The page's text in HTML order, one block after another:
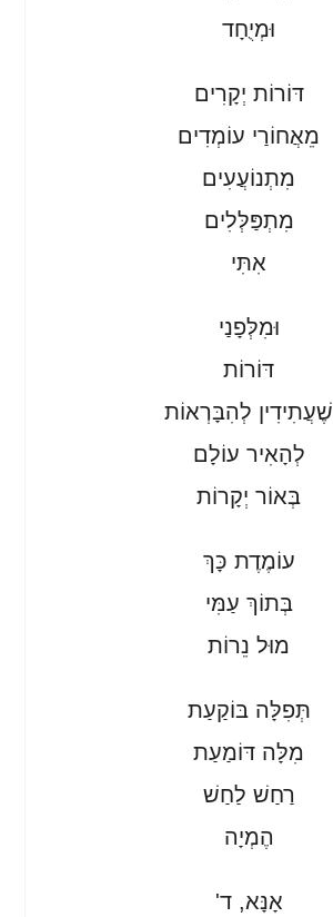
וּמְיֻחָד
דּוֹרוֹת יְקָרִים
מֵאֲחוֹרַי עוֹמְדִים
מִתְנוֹעֲעִים
מִתְפַּלְּלִים
אִתִּי
וּמִלְּפָנַי
דּוֹרוֹת
שֶׁעֲתִידִין לְהִבָּרְאוֹת
לְהָאִיר עוֹלָם
בְּאוֹר יְקָרוֹת
עוֹמֶדֶת כָּךְ
בְּתוֹךְ עַמִּי
מוּל נֵרוֹת
תְּפִלָּה בּוֹקַעַת
מִלָּה דּוֹמַעַת
רַחַשׁ לַחַשׁ
הֶמְיָה
אָנָּא, ד'